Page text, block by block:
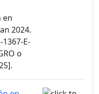
en
2024.
1367-E-
o